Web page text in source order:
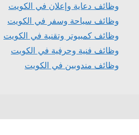
وظائف دعاية وإعلان في الكويت
وظائف سياحة وسفر في الكويت
وظائف كمبيوتر وتقنية في الكويت
وظائف فنية وحرفية في الكويت
وظائف مندوبين في الكويت